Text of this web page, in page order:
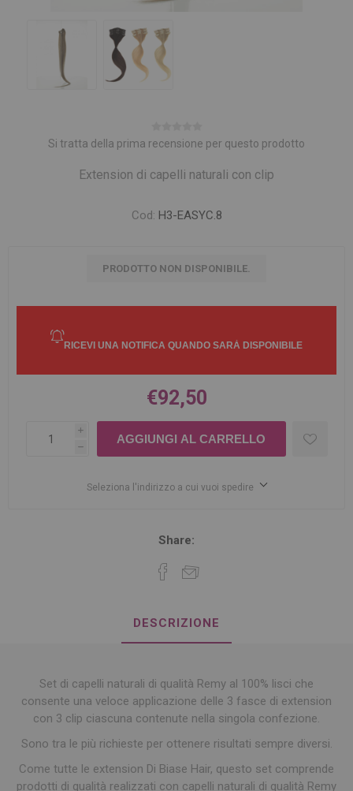
Si tratta della prima recensione per questo prodotto
Extension di capelli naturali con clip
Cod: H3-EASYC.8
PRODOTTO NON DISPONIBILE.
€92,50
i
h
Seleziona l'indirizzo a cui vuoi spedire
Share:
DESCRIZIONE
Set di capelli naturali di qualità Remy al 100% lisci che
consente una veloce applicazione delle 3 fasce di extension
con 3 clip ciascuna contenute nella singola confezione.
Sono tra le più richieste per ottenere risultati sempre diversi.
Come tutte le extension Di Biase Hair, questo set comprende
prodotti di qualità realizzati con capelli naturali di qualità Remy